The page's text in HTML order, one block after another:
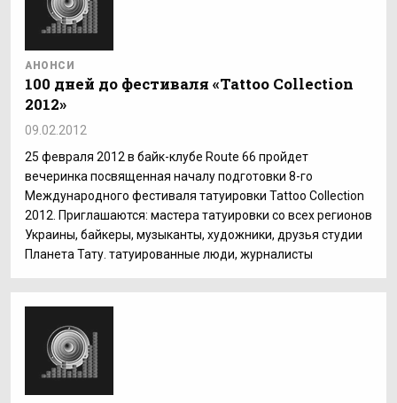
АНОНСИ
100 дней до фестиваля «Tattoo Collection
2012»
09.02.2012
25 февраля 2012 в байк-клубе Route 66 пройдет
вечеринка посвященная началу подготовки 8-го
Международного фестиваля татуировки Tattoo Collection
2012. Приглашаются: мастера татуировки со всех регионов
Украины, байкеры, музыканты, художники, друзья студии
Планета Тату. татуированные люди, журналисты